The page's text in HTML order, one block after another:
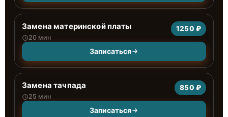
Замена материнской платы
20 мин
1250 ₽
Записаться
Замена тачпада
25 мин
850 ₽
Записаться